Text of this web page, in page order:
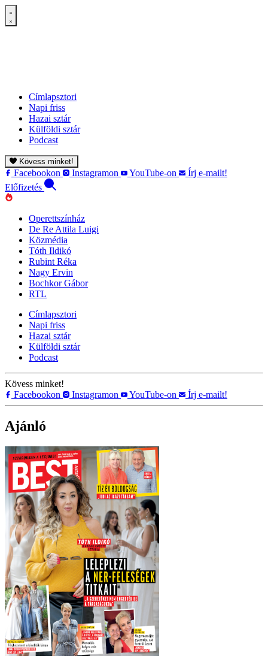
Címlapsztori
Napi friss
Hazai sztár
Külföldi sztár
Podcast
Kövess minket!
Facebookon Instagramon YouTube-on
Írj e-mailt!
Előfizetés
Operettszínház
De Re Attila Luigi
Közmédia
Tóth Ildikó
Rubint Réka
Nagy Ervin
Bochkor Gábor
RTL
Címlapsztori
Napi friss
Hazai sztár
Külföldi sztár
Podcast
Kövess minket!
Facebookon
Instagramon YouTube-on Írj e-mailt!
Ajánló